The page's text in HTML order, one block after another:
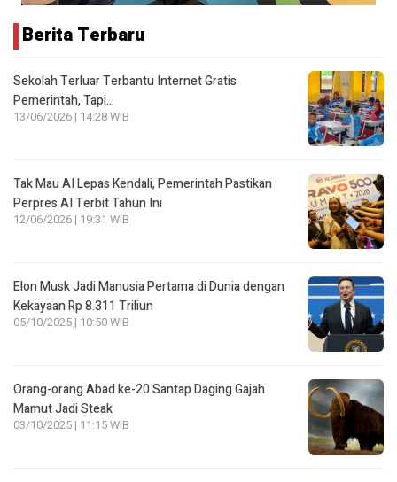
Berita Terbaru
Sekolah Terluar Terbantu Internet Gratis
Pemerintah, Tapi…
13/06/2026 | 14:28 WIB
Tak Mau AI Lepas Kendali, Pemerintah Pastikan
Perpres AI Terbit Tahun Ini
12/06/2026 | 19:31 WIB
Elon Musk Jadi Manusia Pertama di Dunia dengan
Kekayaan Rp 8.311 Triliun
05/10/2025 | 10:50 WIB
Orang-orang Abad ke-20 Santap Daging Gajah
Mamut Jadi Steak
03/10/2025 | 11:15 WIB